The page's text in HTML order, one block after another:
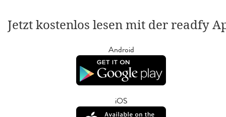
Jetzt kostenlos lesen mit der readfy
Android
iOS